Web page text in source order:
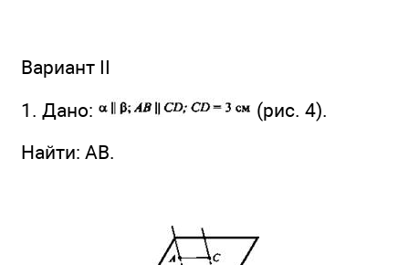
Вариант II
1. Дано:
(рис. 4).
Найти: АВ.